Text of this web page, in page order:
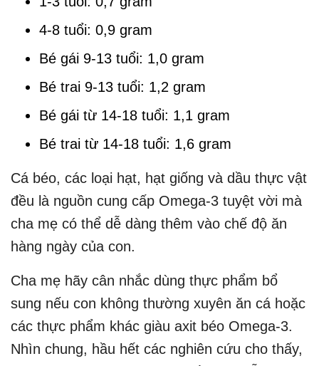
4-8 tuổi: 0,9 gram
Bé gái 9-13 tuổi: 1,0 gram
Bé trai 9-13 tuổi: 1,2 gram
Bé gái từ 14-18 tuổi: 1,1 gram
Bé trai từ 14-18 tuổi: 1,6 gram
Cá béo, các loại hạt, hạt giống và dầu thực vật
đều là nguồn cung cấp Omega-3 tuyệt vời mà
cha mẹ có thể dễ dàng thêm vào chế độ ăn
hàng ngày của con.
Cha mẹ hãy cân nhắc dùng thực phẩm bổ
sung nếu con không thường xuyên ăn cá hoặc
các thực phẩm khác giàu axit béo Omega-3.
Nhìn chung, hầu hết các nghiên cứu cho thấy,